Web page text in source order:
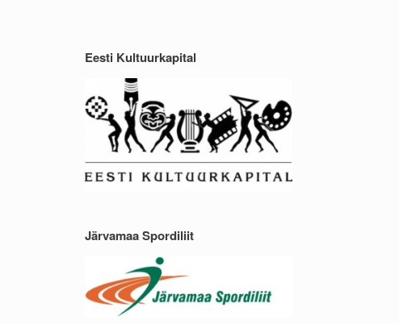
Eesti Kultuurkapital
Järvamaa Spordiliit